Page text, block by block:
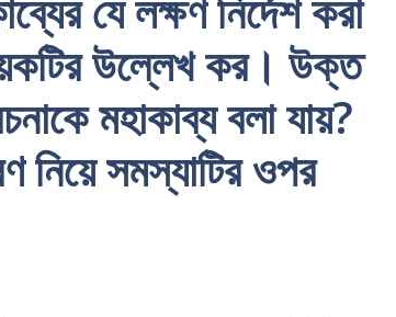
উল্লেখ কর। উক্ত
মহাকাব্য বলা যায়?
নিয়ে সমস্যাটির ওপর